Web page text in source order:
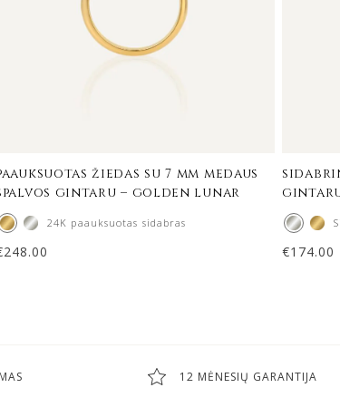
žiedas su 7 mm medaus
gintaru – golden lunar
24K paauksuotas sidabras
248.00 €174.00
12 MĖNESIŲ GARANTIJA